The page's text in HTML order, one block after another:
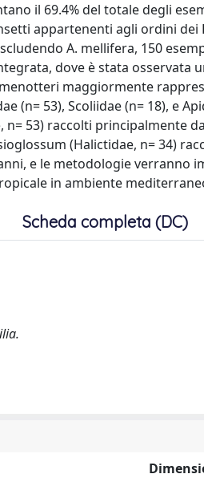
il 69.4% del totale degli
appartenenti agli ordini dei
A. mellifera, 150
dove è stata osservata
maggiormente
(n= 53), Scoliidae (n= 18), e
53) raccolti principalmente
(Halictidae, n= 34)
e le metodologie verranno
in ambiente
Scheda completa (DC)